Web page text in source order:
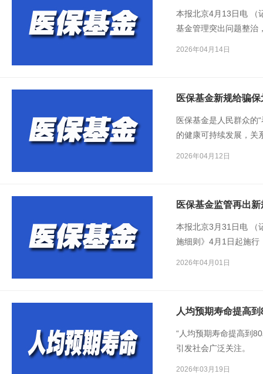
本报北京4月13日电 （
基金管理突出问题整治
2026年04月14日
医保基金新规给骗
医保基金是人民群众的
的健康可持续发展，关
2026年04月12日
医保基金监管再出新
本报北京3月31日电 （
施细则》4月1日起施行
2026年04月01日
人均预期寿命提高
“人均预期寿命提高到
引发社会广泛关注。
2026年03月19日